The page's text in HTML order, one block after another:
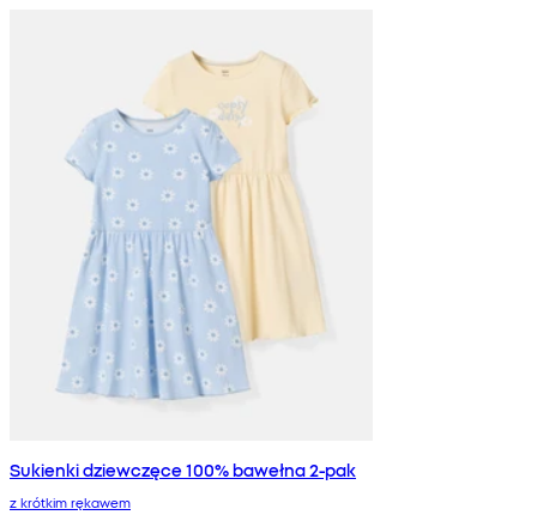
Sukienki dziewczęce 100% bawełna 2-pak
z krótkim rękawem